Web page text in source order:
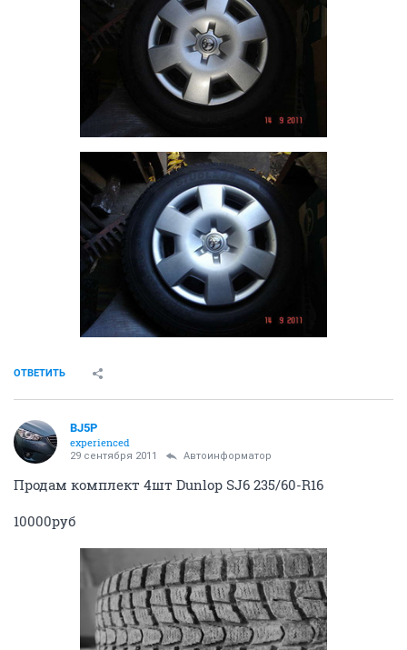
ОТВЕТИТЬ
BJ5P
experienced
29 сентября 2011 Автоинформатор
Продам комплект 4шт Dunlop SJ6 235/60-R16
10000руб